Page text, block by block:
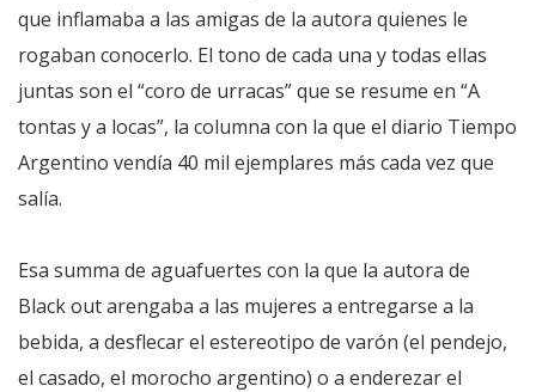
que inflamaba a las amigas de la autora quienes le
rogaban conocerlo. El tono de cada una y todas ellas
juntas son el “coro de urracas” que se resume en “A
tontas y a locas”, la columna con la que el diario Tiempo
Argentino vendía 40 mil ejemplares más cada vez que
salía.
Esa summa de aguafuertes con la que la autora de
Black out arengaba a las mujeres a entregarse a la
bebida, a desflecar el estereotipo de varón (el pendejo,
el casado, el morocho argentino) o a enderezar el